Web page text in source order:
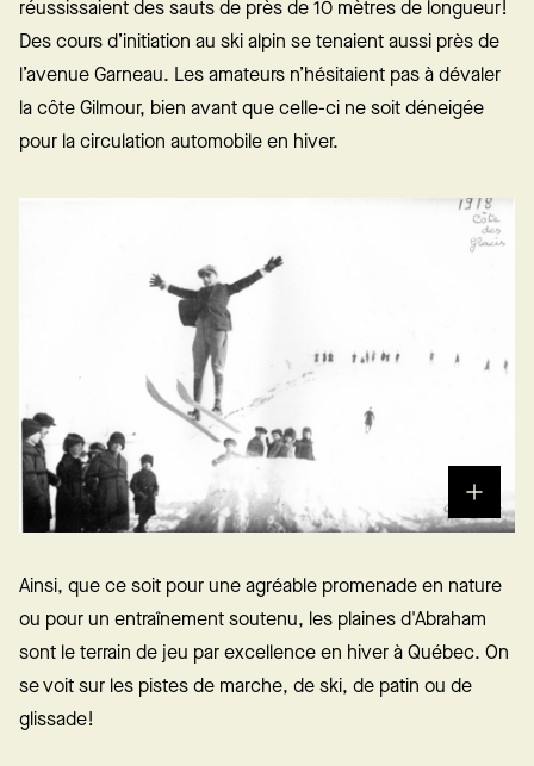
réussissaient des sauts de près de 10 mètres de longueur!
Des cours d’initiation au ski alpin se tenaient aussi près de
l’avenue Garneau. Les amateurs n’hésitaient pas à dévaler
la côte Gilmour, bien avant que celle-ci ne soit déneigée
pour la circulation automobile en hiver.
Ainsi, que ce soit pour une agréable promenade en nature
ou pour un entraînement soutenu, les plaines d'Abraham
sont le terrain de jeu par excellence en hiver à Québec. On
se voit sur les pistes de marche, de ski, de patin ou de
glissade!